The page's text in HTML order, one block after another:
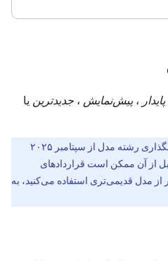
پایدار ، پیش‌نمایش ، جدیدترین یا
لیست زیر به قرارداد نامگذاری رشته مدل از سپتامبر ۲۰۲۵
از آن ممکن است قراردادهای
از مدل قدیمی‌تری استفاده می‌کنید، به